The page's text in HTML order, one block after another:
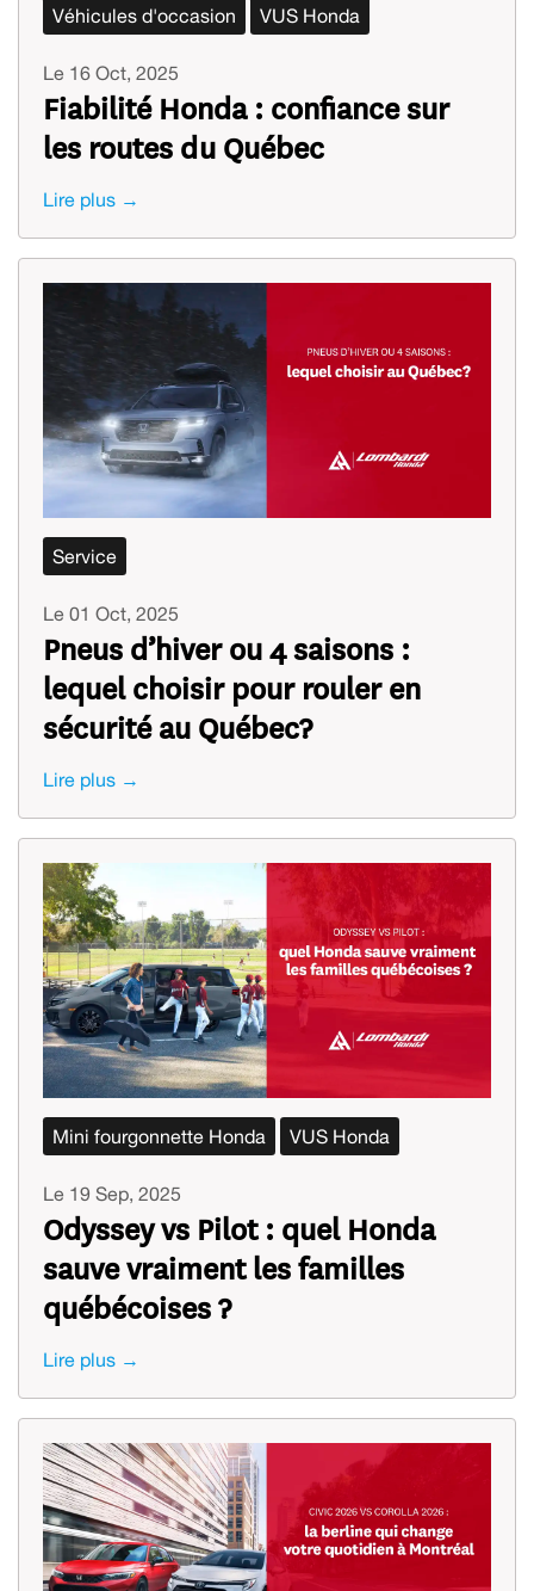
Véhicules d'occasion VUS Honda
Le 16 Oct, 2025
Fiabilité Honda : confiance sur
les routes du Québec
Lire plus →
Service
Le 01 Oct, 2025
Pneus d’hiver ou 4 saisons :
lequel choisir pour rouler en
sécurité au Québec?
Lire plus →
Mini fourgonnette Honda VUS Honda
Le 19 Sep, 2025
Odyssey vs Pilot : quel Honda
sauve vraiment les familles
québécoises ?
Lire plus →